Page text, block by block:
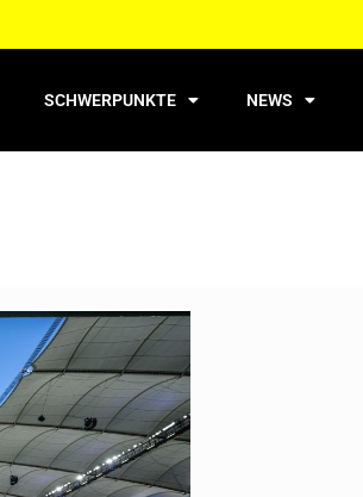
SCHWERPUNKTE NEWS